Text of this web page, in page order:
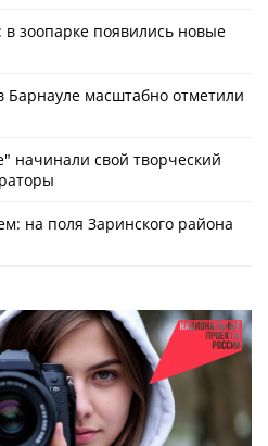
зоопарке появились новые
Барнауле масштабно отметили
начинали свой творческий
на поля Заринского района